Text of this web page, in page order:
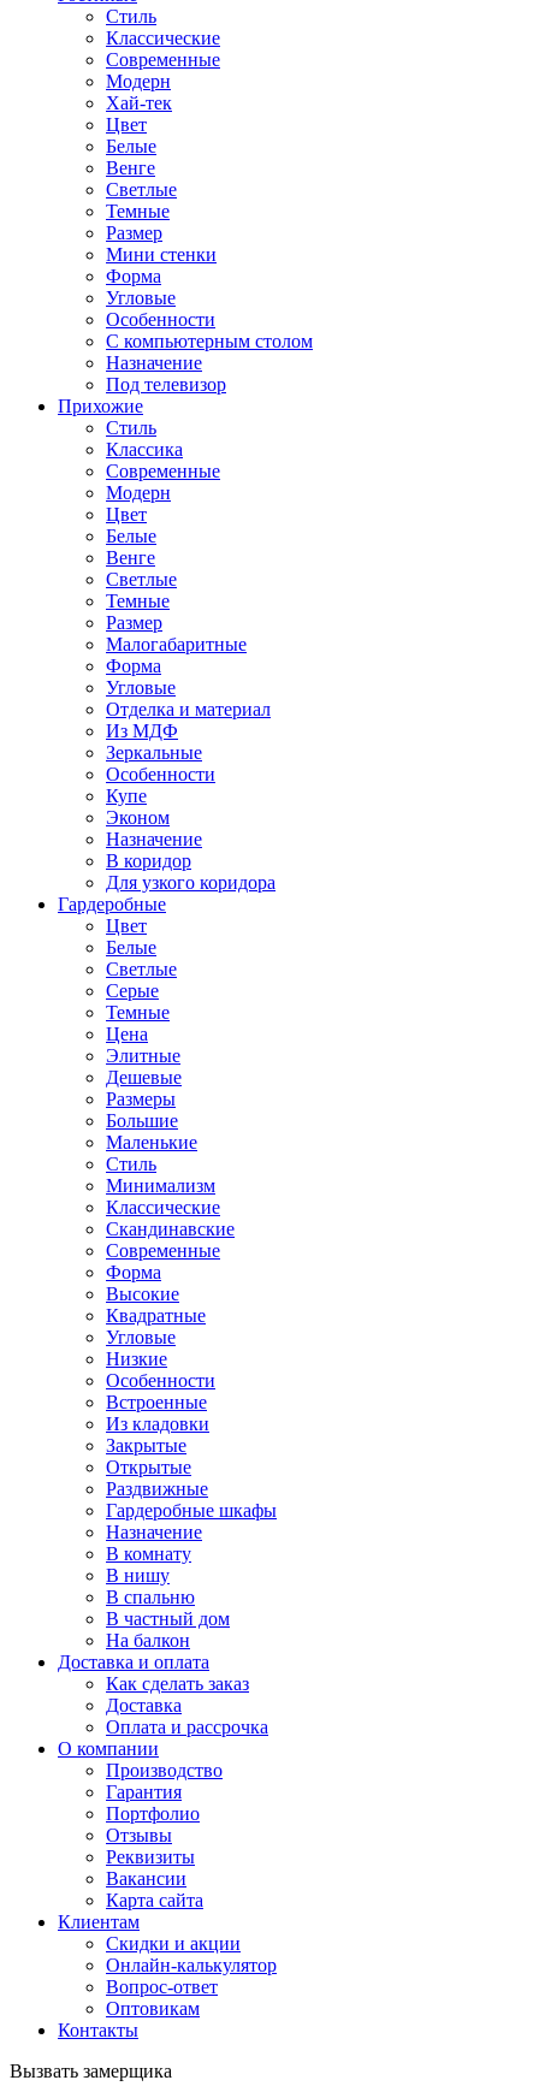
Стиль
Классические
Современные
Модерн
Хай-тек
Цвет
Белые
Венге
Светлые
Темные
Размер
Мини стенки
Форма
Угловые
Особенности
С компьютерным столом
Назначение
Под телевизор
Прихожие
Стиль
Классика
Современные
Модерн
Цвет
Белые
Венге
Светлые
Темные
Размер
Малогабаритные
Форма
Угловые
Отделка и материал
Из МДФ
Зеркальные
Особенности
Купе
Эконом
Назначение
В коридор
Для узкого коридора
Гардеробные
Цвет
Белые
Светлые
Серые
Темные
Цена
Элитные
Дешевые
Размеры
Большие
Маленькие
Стиль
Минимализм
Классические
Скандинавские
Современные
Форма
Высокие
Квадратные
Угловые
Низкие
Особенности
Встроенные
Из кладовки
Закрытые
Открытые
Раздвижные
Гардеробные шкафы
Назначение
В комнату
В нишу
В спальню
В частный дом
На балкон
Доставка и оплата
Как сделать заказ
Доставка
Оплата и рассрочка
О компании
Производство
Гарантия
Портфолио
Отзывы
Реквизиты
Вакансии
Карта сайта
Клиентам
Скидки и акции
Онлайн-калькулятор
Вопрос-ответ
Оптовикам
Контакты
Вызвать замерщика